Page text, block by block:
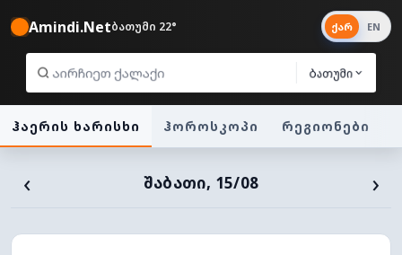
Amindi.Netბათუმი 22°
ბათუმი
ქარ EN
ჰაერის ხარისხი ჰოროსკოპი რეგიონები
‹ ᲨᲐᲑᲐᲗᲘ, 15/08 ›